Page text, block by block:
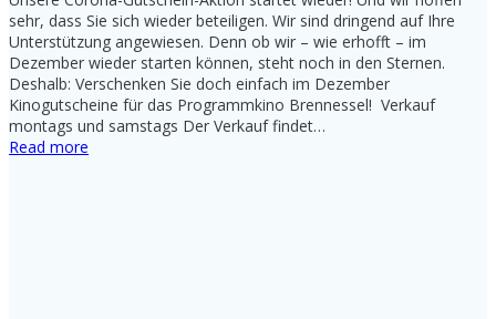
sehr, dass Sie sich wieder beteiligen. Wir sind dringend auf Ihre
Unterstützung angewiesen. Denn ob wir – wie erhofft – im
Dezember wieder starten können, steht noch in den Sternen.
Deshalb: Verschenken Sie doch einfach im Dezember
Kinogutscheine für das Programmkino Brennessel! Verkauf
montags und samstags Der Verkauf findet…
Read more